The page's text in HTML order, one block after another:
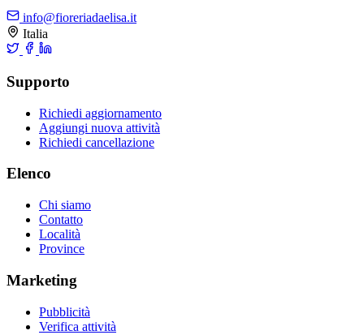
info@fioreriadaelisa.it
Italia
Supporto
Richiedi aggiornamento
Aggiungi nuova attività
Richiedi cancellazione
Elenco
Chi siamo
Contatto
Località
Province
Marketing
Pubblicità
Verifica attività